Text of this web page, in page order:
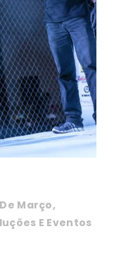
Março,
E Eventos